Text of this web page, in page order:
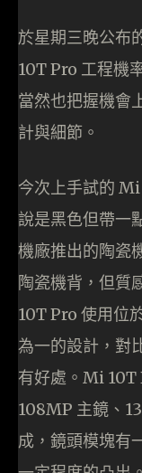
於星期三晚公布
10T Pro 工程機
當然也把握機會
計與細節。
今次上手試的
說是黑色但帶一
機廠推出的陶瓷
陶瓷機背，但質
10T Pro 使用位
為一的設計，對
有好處。Mi 10T
108MP 主鏡、
成，鏡頭模塊有